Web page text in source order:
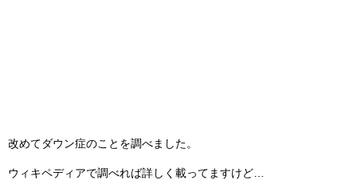
改めてダウン症のことを調べました。
ウィキペディアで調べれば詳しく載ってますけど…